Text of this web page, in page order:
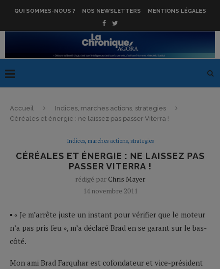
QUI SOMMES-NOUS ? NOS NEWSLETTERS MENTIONS LÉGALES
Accueil
Indices, marches actions, strategies
Céréales et énergie : ne laissez pas passer Viterra !
Indices, marches actions, strategies
CÉRÉALES ET ÉNERGIE : NE LAISSEZ PAS
PASSER VITERRA !
rédigé parChris Mayer
14 novembre 2011
▪ « Je m’arrête juste un instant pour vérifier que le moteur
n’a pas pris feu », m’a déclaré Brad en se garant sur le bas-
côté.
Mon ami Brad Farquhar est cofondateur et vice-président